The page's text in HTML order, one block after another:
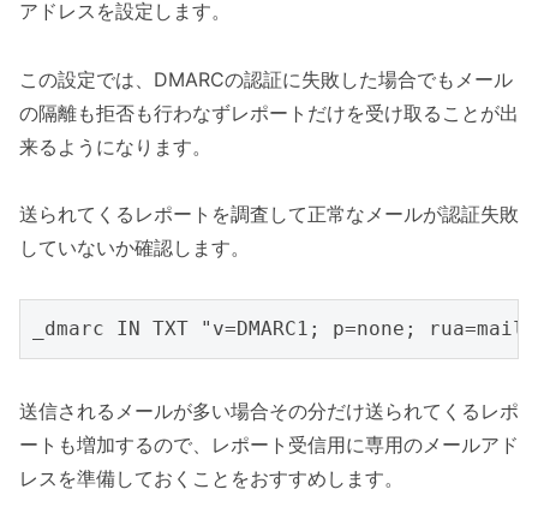
アドレスを設定します。
この設定では、DMARCの認証に失敗した場合でもメール
の隔離も拒否も行わなずレポートだけを受け取ることが出
来るようになります。
送られてくるレポートを調査して正常なメールが認証失敗
していないか確認します。
送信されるメールが多い場合その分だけ送られてくるレポ
ートも増加するので、レポート受信用に専用のメールアド
レスを準備しておくことをおすすめします。